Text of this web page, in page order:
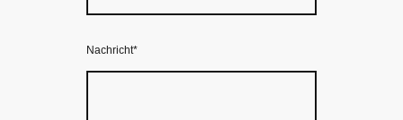
Nachricht*